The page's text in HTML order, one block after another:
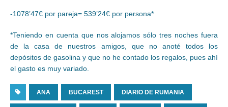
-1078’47€ por pareja= 539’24€ por persona*
*Teniendo en cuenta que nos alojamos sólo tres noches fuera
de la casa de nuestros amigos, que no anoté todos los
depósitos de gasolina y que no he contado los regalos, pues ahí
el gasto es muy variado.
ANA BUCAREST DIARIO DE RUMANIA